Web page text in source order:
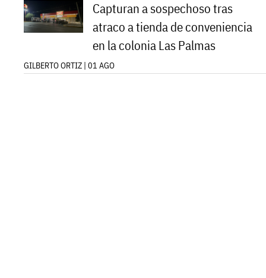
Capturan a sospechoso tras
atraco a tienda de conveniencia
en la colonia Las Palmas
GILBERTO ORTIZ | 01 AGO